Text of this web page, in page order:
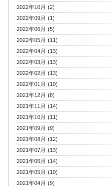
2022年10月 (2)
2022年09月 (1)
2022年06月 (5)
2022年05月 (11)
2022年04月 (13)
2022年03月 (13)
2022年02月 (13)
2022年01月 (10)
2021年12月 (8)
2021年11月 (14)
2021年10月 (11)
2021年09月 (9)
2021年08月 (12)
2021年07月 (13)
2021年06月 (14)
2021年05月 (10)
2021年04月 (9)